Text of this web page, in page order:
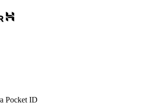
Pocket ID